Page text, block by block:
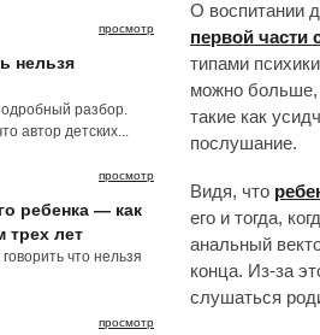
просмотр
нельзя
разбор.
автор детских...
просмотр
ребенка — как
трех лет
что нельзя
просмотр
О воспитании
первой части
типами
можно больше,
такие как
послушание.
Видя, что
его и тогда,
анальный
конца. Из-за
слушаться